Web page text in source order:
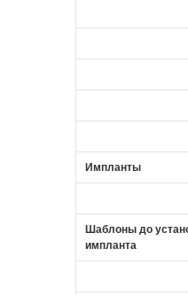
Импланты
Шаблоны до
импланта